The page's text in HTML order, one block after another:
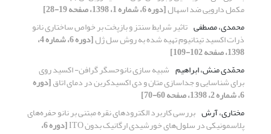
مکمل دارویی ضد اسهال[دوره 6، شماره 1، 1398، صفحه 19-28]
محمدی، مصطفی تاثیر شرایط سنتز و بازپخت بر خواص ساختاری نانو
ذرات اکسید تیتانیوم تهیه شده به روش سل ژل [دوره 6، شماره 4،
1398، صفحه 102-109]
محمّدی منش، ابراهیم شبیه سازی نانوحسگر گرافن- اکسید روی
برای شناسایی و جداسازی متان و دی اکسیدکربن در دمای اتاق[دوره
6، شماره 2، 1398، صفحه 60-70]
مختاری، آرش بررسی کاربرد الکترودهای نقره مبتنی بر نانو حفره‌های
پلاسمونیکی در سلول‌های خورشیدی ارگانیک بدون ITO [دوره 6،